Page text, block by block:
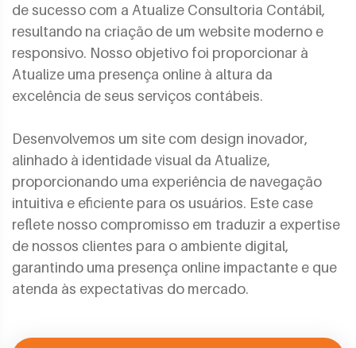
de sucesso com a Atualize Consultoria Contábil,
resultando na criação de um website moderno e
responsivo. Nosso objetivo foi proporcionar à
Atualize uma presença online à altura da
excelência de seus serviços contábeis.
Desenvolvemos um site com design inovador,
alinhado à identidade visual da Atualize,
proporcionando uma experiência de navegação
intuitiva e eficiente para os usuários. Este case
reflete nosso compromisso em traduzir a expertise
de nossos clientes para o ambiente digital,
garantindo uma presença online impactante e que
atenda às expectativas do mercado.